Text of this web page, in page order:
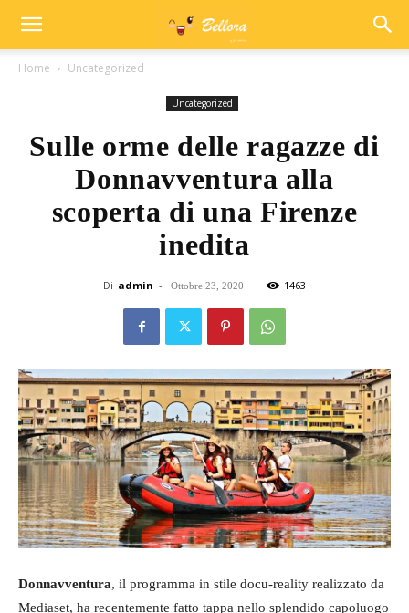
Home Uncategorized
Uncategorized
Sulle orme delle ragazze di
Donnavventura alla
scoperta di una Firenze
inedita
Di admin - Ottobre 23, 2020 1463
Donnavventura, il programma in stile docu-reality realizzato da
Mediaset, ha recentemente fatto tappa nello splendido capoluogo